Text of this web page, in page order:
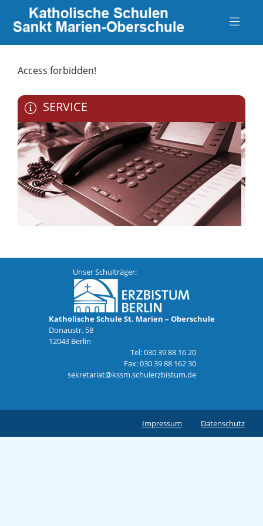
Access forbidden!
SERVICE
Unser Schulträger:
Katholische Schule St. Marien – Oberschule
Donaustr. 58
12043 Berlin
Tel: 030 39 88 16 20
Fax: 030 39 88 162 30
sekretariat@kssm.schulerzbistum.de
Impressum Datenschutz